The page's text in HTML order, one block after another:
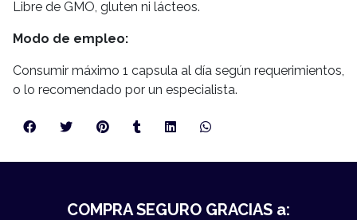
Libre de GMO, gluten ni lácteos.
Modo de empleo:
Consumir máximo 1 capsula al día según requerimientos,
o lo recomendado por un especialista.
COMPRA SEGURO GRACIAS a: